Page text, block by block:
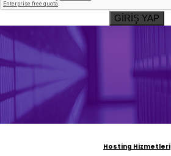
GİRİŞ YAP
Hosting Hizmetleri